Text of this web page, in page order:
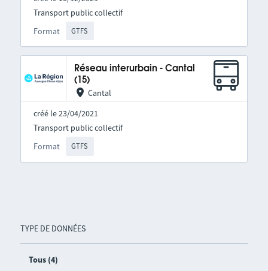
TYPE DE DONNÉES
Tous (4)
Format GTFS
Transport public collectif
Réseau interurbain - Cantal
(15)
Cantal
créé le 23/04/2021
Format GTFS
Transport public collectif